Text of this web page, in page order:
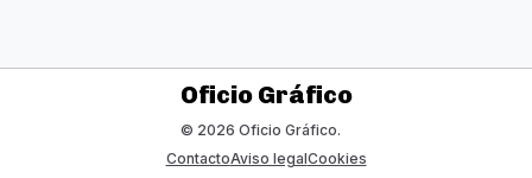
Oficio Gráfico
© 2026 Oficio Gráfico.
ContactoAviso legalCookies